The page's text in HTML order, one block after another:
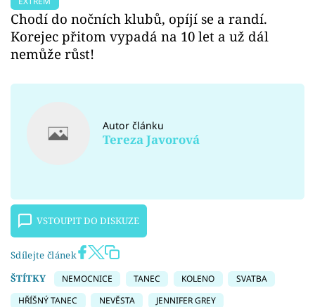
Chodí do nočních klubů, opíjí se a randí.
Korejec přitom vypadá na 10 let a už dál
nemůže růst!
Autor článku
Tereza Javorová
VSTOUPIT DO DISKUZE
Sdílejte článek
ŠTÍTKY
NEMOCNICE TANEC KOLENO
SVATBA
HŘÍŠNÝ TANEC
NEVĚSTA
JENNIFER GREY